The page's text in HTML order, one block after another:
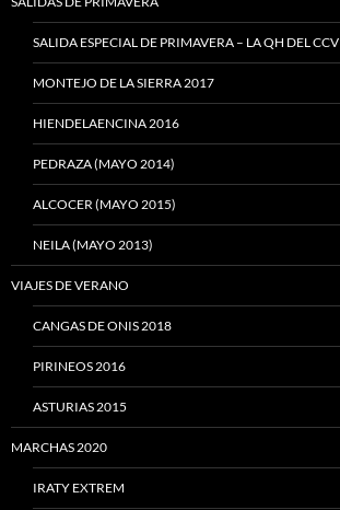
SALIDA ESPECIAL DE PRIMAVERA – LA QH DEL CCV
MONTEJO DE LA SIERRA 2017
HIENDELAENCINA 2016
PEDRAZA (MAYO 2014)
ALCOCER (MAYO 2015)
NEILA (MAYO 2013)
VIAJES DE VERANO
CANGAS DE ONIS 2018
PIRINEOS 2016
ASTURIAS 2015
MARCHAS 2020
IRATY EXTREM